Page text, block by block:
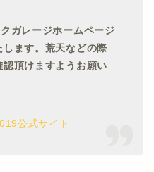
ガレージホームページ
ます。荒天などの際
頂けますようお願い
公式サイト